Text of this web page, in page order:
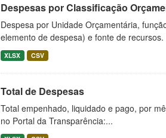
Despesas por Classificação
Despesa por Unidade Orçamentária,
elemento de despesa) e fonte de
XLSX CSV
Total de Despesas
Total empenhado, liquidado e pago, por
no Portal da Transparência:...